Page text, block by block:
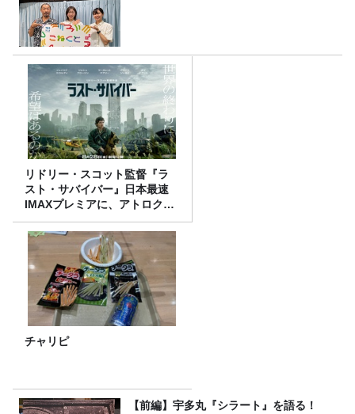
リドリー・スコット監督『ラ
スト・サバイバー』日本最速
IMAXプレミアに、アトロクリ
スナー60名をご招待！
チャリピ
【前編】宇多丸『シラート』を語る！